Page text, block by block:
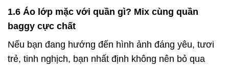
1.6 Áo lớp mặc với quần gì? Mix cùng quần
baggy cực chất
Nếu bạn đang hướng đến hình ảnh đáng yêu, tươi
trẻ, tinh nghịch, bạn nhất định không nên bỏ qua